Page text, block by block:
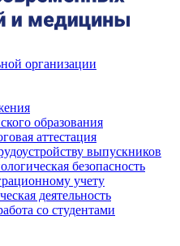
организации
образования
аттестация
выпускников
безопасность
учету
деятельность
со студентами